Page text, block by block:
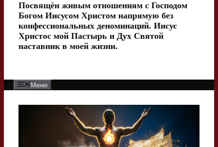
Посвящён живым отношениям с Господом
Богом Иисусом Христом напрямую без
конфессиональных деноминаций. Иисус
Христос мой Пастырь и Дух Святой
наставник в моей жизни.
Меню